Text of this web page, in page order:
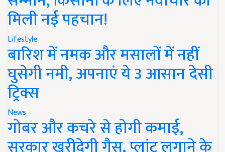
मिली नई पहचान!
Lifestyle
बारिश में नमक और मसालों में नहीं
घुसेगी नमी, अपनाएं ये 3 आसान देसी
ट्रिक्स
News
गोबर और कचरे से होगी कमाई,